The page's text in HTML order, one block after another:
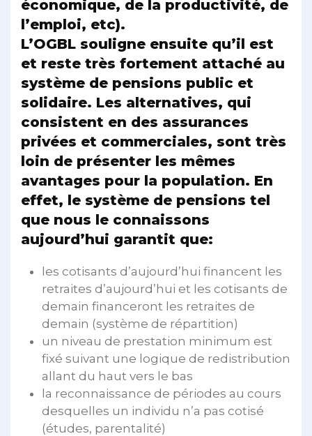
économique, de la productivité, de
l’emploi, etc).
L’OGBL souligne ensuite qu’il est
et reste très fortement attaché au
système de pensions public et
solidaire. Les alternatives, qui
consistent en des assurances
privées et commerciales, sont très
loin de présenter les mêmes
avantages pour la population. En
effet, le système de pensions tel
que nous le connaissons
aujourd’hui garantit que:
les cotisants d’aujourd’hui financent les
retraites d’aujourd’hui et les cotisants de
demain financeront les retraites de
demain (système de répartition)
un niveau de prestation minimum est
fixé suivant une logique de redistribution
allant du haut vers le bas
la reconnaissance de périodes au cours
desquelles un individu n’a pas cotisé
(études, parentalité)